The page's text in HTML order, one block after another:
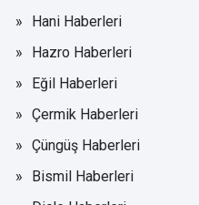
Hani Haberleri
Hazro Haberleri
Eğil Haberleri
Çermik Haberleri
Çüngüş Haberleri
Bismil Haberleri